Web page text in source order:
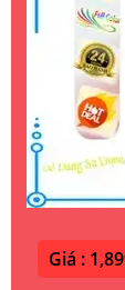
Giá :